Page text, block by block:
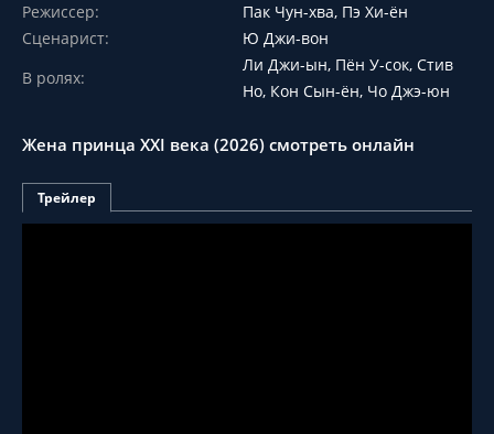
Режиссер:
Пак Чун-хва, Пэ Хи-ён
Сценарист:
Ю Джи-вон
В ролях:
Ли Джи-ын, Пён У-сок, Стив
Но, Кон Сын-ён, Чо Джэ-юн
Жена принца XXI века (2026) смотреть онлайн
Трейлер